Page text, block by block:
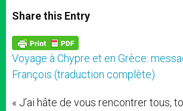
t
s
p
p
s
e
g
e
r
e
b
o
k
Share this Entry
Voyage à Chypre et en Grèce:
François (traduction complète)
« J’ai hâte de vous rencontrer tous,